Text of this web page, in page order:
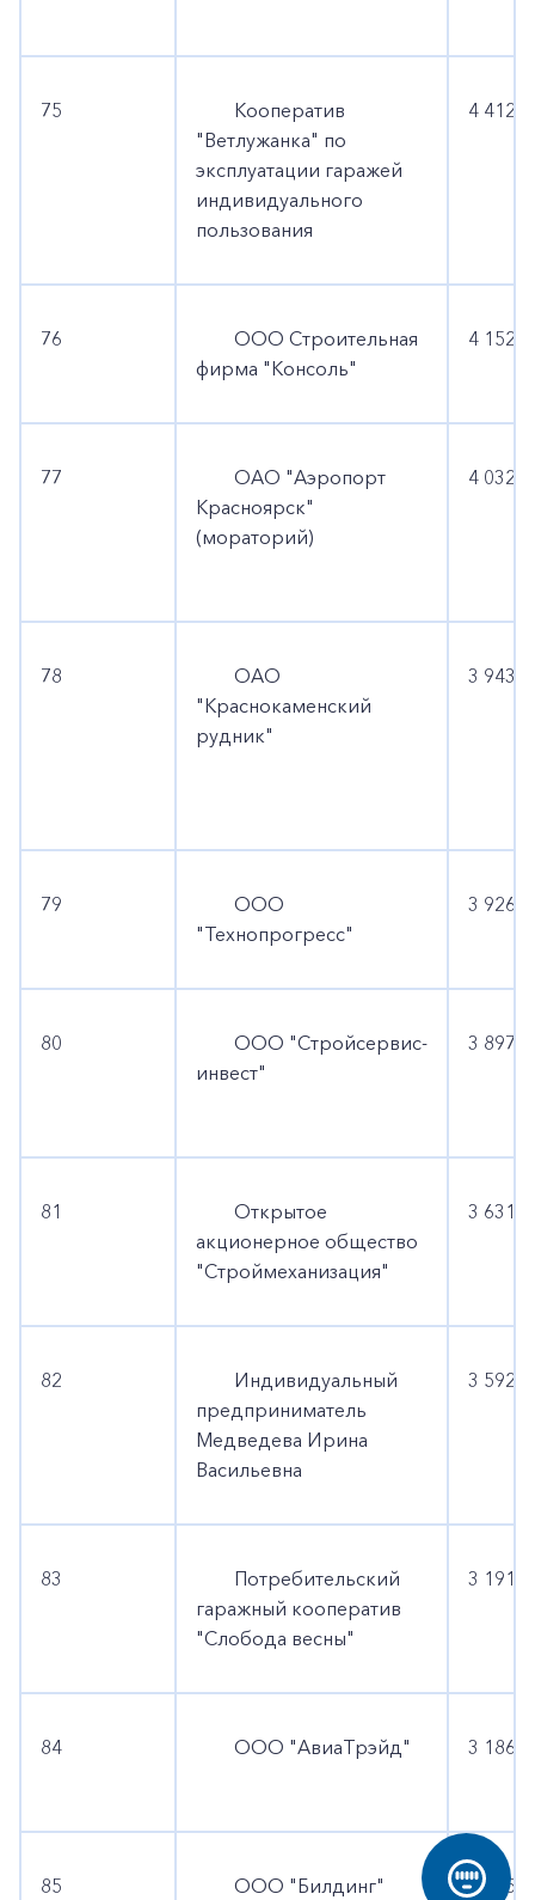
75
Кооператив
"Ветлужанка" по
эксплуатации гаражей
индивидуального
пользования
4 412
76
ООО Строительная
фирма "Консоль"
4 152
77
ОАО "Аэропорт
Красноярск"
(мораторий)
4 032
78
ОАО
"Краснокаменский
рудник"
3 943
79
ООО
"Технопрогресс"
3 926
80
ООО "Стройсервис-
инвест"
3 897
81
Открытое
акционерное общество
"Строймеханизация"
3 631
82
Индивидуальный
предприниматель
Медведева Ирина
Васильевна
3 592
83
Потребительский
гаражный кооператив
"Слобода весны"
3 191
84 ООО "АвиаТрэйд" 3 186
85 ООО "Билдинг" 3 035